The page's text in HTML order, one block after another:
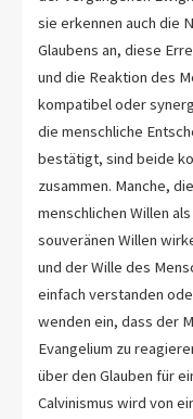
sie erkennen auch die
Glaubens an, diese
und die Reaktion des Menschen wirken zusammen,
kompatibel oder
die menschliche
bestätigt, sind beide kongruent oder wirken harmonisch
zusammen. Manche,
menschlichen Willen
souveränen Willen wirkend zu betrachten. Wie
und der Wille des
einfach verstanden
wenden ein, dass der Mensch nicht die
Evangelium zu
über den Glauben für
Calvinismus wird von einigen